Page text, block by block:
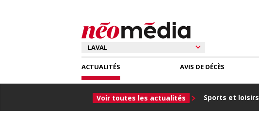
ACTUALITÉS
Voir toutes les actualités Sports et loisirs
AVIS DE DÉCÈS